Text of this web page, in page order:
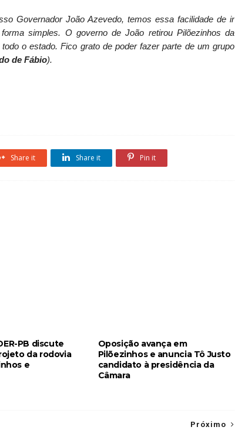
Governador João Azevedo, temos essa facilidade de ir
simples. O governo de João retirou Pilõezinhos da
o estado. Fico grato de poder fazer parte de um grupo
de Fábio).
Share it Share it Pin it
PB discute
da rodovia
e
Oposição avança em
Pilõezinhos e anuncia Tô Justo
candidato à presidência da
Câmara
Próximo